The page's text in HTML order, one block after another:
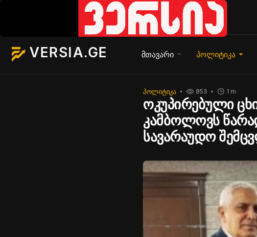
VERSIA.GE მთავარი პოლიტიკა
ᲞᲝᲚᲘᲢᲘᲙᲐ 1 m
853
ოკუპირებული
კამბოლოვს
სავარაუდო